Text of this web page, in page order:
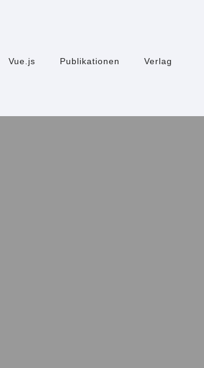
Vue.js Publikationen Verlag